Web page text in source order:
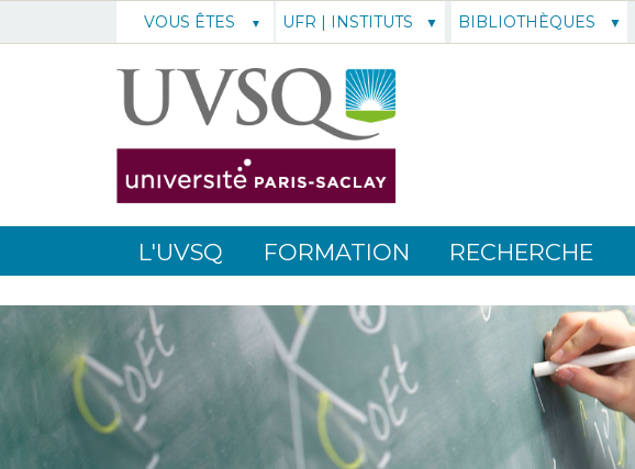
VOUS ÊTES
L'UVSQ FORMATION RECHERCHE
UFR | INSTITUTS BIBLIOTHÈQUES